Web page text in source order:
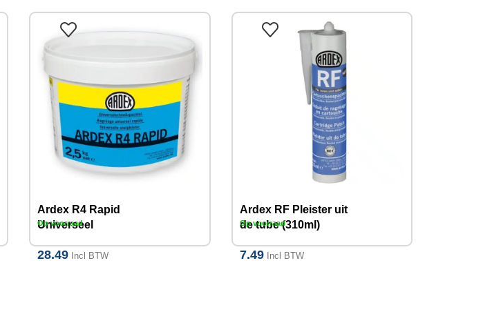
Ardex R4 Rapid
Universeel
2.5kg
28.49 Incl BTW
Op voorraad
Ardex RF Pleister uit
de tube (310ml)
7.49 Incl BTW
Op voorraad